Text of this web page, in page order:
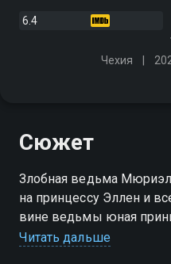
6.4
Чехия
Сюжет
Злобная ведьма
на принцессу Эллен и
вине ведьмы юная
временную петлю и раз
Читать дальше